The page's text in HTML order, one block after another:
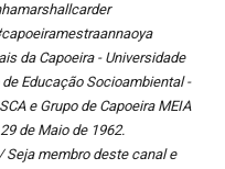
da Capoeira - Universidade
Educação Socioambiental -
e Grupo de Capoeira MEIA
de Maio de 1962.
membro deste canal e